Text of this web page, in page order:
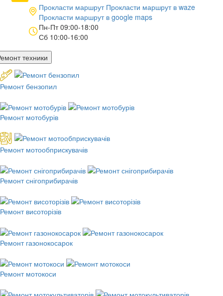
Прокласти маршрут Прокласти маршрут в waze
Прокласти маршрут в google maps
Пн-Пт 09:00-18:00
Сб 10:00-16:00
техники
Ремонт бензопил
Ремонт мотобурів
Ремонт мотообприскувачів
Ремонт снігоприбирачів
Ремонт висоторізів
Ремонт газонокосарок
Ремонт мотокоси